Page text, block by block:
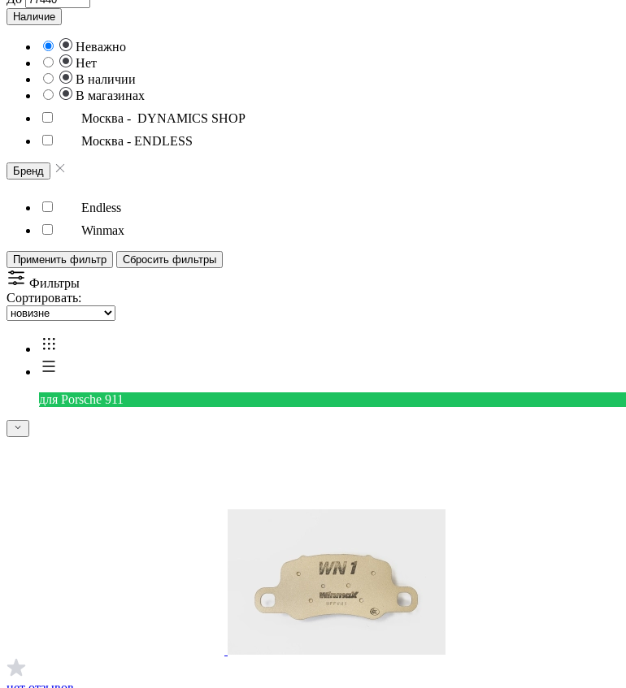
Наличие
Неважно
Нет
В наличии
В магазинах
Москва - DYNAMICS SHOP
Москва - ENDLESS
Бренд
Endless
Winmax
Применить фильтр Сбросить фильтры
Фильтры
Сортировать:
для Porsche 911